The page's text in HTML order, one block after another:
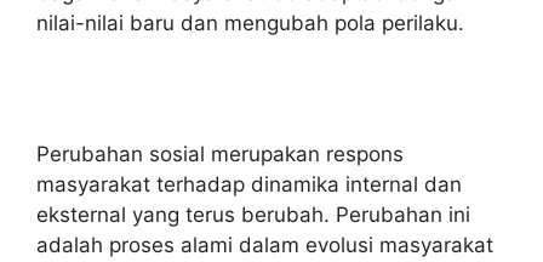
nilai-nilai baru dan mengubah pola perilaku.
Perubahan sosial merupakan respons
masyarakat terhadap dinamika internal dan
eksternal yang terus berubah. Perubahan ini
adalah proses alami dalam evolusi masyarakat